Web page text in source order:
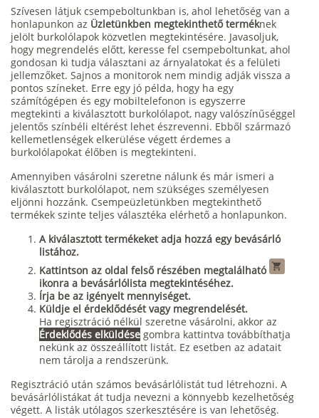
Szívesen látjuk csempeboltunkban is, ahol lehetőség van a
honlapunkon az Üzletünkben megtekinthető terméknek
jelölt burkolólapok közvetlen megtekintésére. Javasoljuk,
hogy megrendelés előtt, keresse fel csempeboltunkat, ahol
gondosan ki tudja választani az árnyalatokat és a felületi
jellemzőket. Sajnos a monitorok nem mindig adják vissza a
pontos színeket. Erre egy jó példa, hogy ha egy
számítógépen és egy mobiltelefonon is egyszerre
megtekinti a kiválasztott burkolólapot, nagy valószínűséggel
jelentős színbéli eltérést lehet észrevenni. Ebből származó
kellemetlenségek elkerülése végett érdemes a
burkolólapokat élőben is megtekinteni.
Amennyiben vásárolni szeretne nálunk és már ismeri a
kiválasztott burkolólapot, nem szükséges személyesen
eljönni hozzánk. Csempeüzletünkben megtekinthető
termékek szinte teljes választéka elérhető a honlapunkon.
A kiválasztott termékeket adja hozzá egy bevásárló
listához.
Kattintson az oldal felső részében megtalálható
ikonra a bevásárlólista megtekintéséhez.
Írja be az igényelt mennyiséget.
Küldje el érdeklődését vagy megrendelését.
Ha regisztráció nélkül szeretne vásárolni, akkor az
Érdeklődés elküldése gombra kattintva továbbíthatja
nekünk az összeállított listát. Ez esetben az adatait
nem tárolja a rendszerünk.
Regisztráció után számos bevásárlólistát tud létrehozni. A
bevásárlólistákat át tudja nevezni a könnyebb kezelhetőség
végett. A listák utólagos szerkesztésére is van lehetőség.